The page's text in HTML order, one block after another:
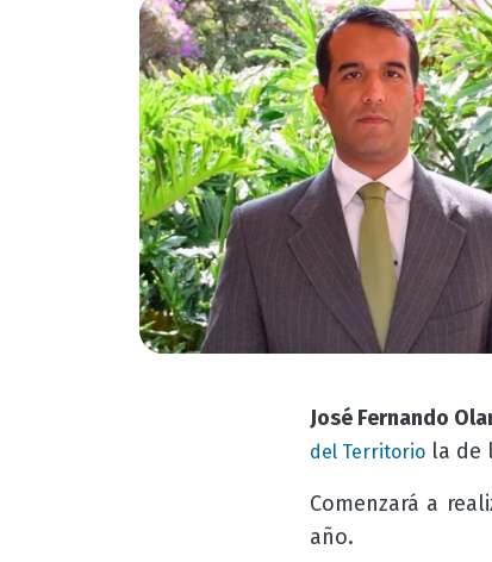
José Fernando
del Territoriola de
Comenzará a
año.